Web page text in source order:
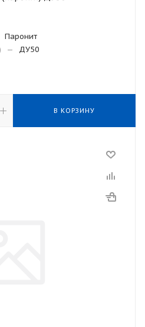
Паронит
— ДУ50
В КОРЗИНУ